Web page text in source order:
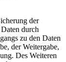
der
durch
zu den Daten
der Weitergabe,
Des Weiteren